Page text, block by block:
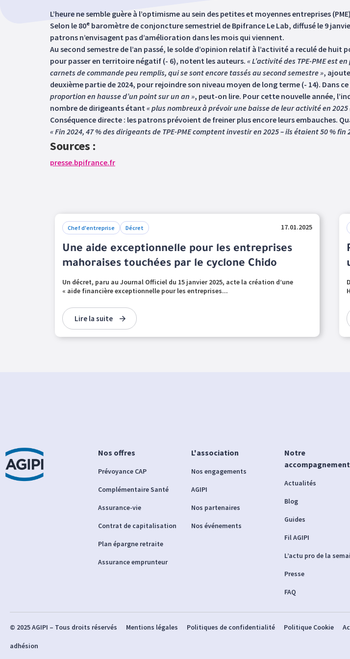
L’heure ne semble guère à l’optimisme au sein des petites et moyennes entreprises
Selon le 80e baromètre de conjoncture semestriel de Bpifrance Le Lab, diffusé le 9
patrons n’envisagent pas d’amélioration dans les mois qui viennent.
Au second semestre de l’an passé, le solde d’opinion relatif à l’activité a reculé de
pour passer en territoire négatif (- 6), notent les auteurs. « L’activité des TPE-PME est
carnets de commande peu remplis, qui se sont encore tassés au second semestre »,
deuxième partie de 2024, pour rejoindre son niveau moyen de long terme (- 14). Dans
proportion en hausse d’un point sur un an », peut-on lire. Pour cette nouvelle année,
nombre de dirigeants étant « plus nombreux à prévoir une baisse de leur activité en 2025
Conséquence directe : les patrons prévoient de freiner plus encore leurs embauches.
« Fin 2024, 47 % des dirigeants de TPE-PME comptent investir en 2025 – ils étaient 50 %
Sources :
presse.bpifrance.fr
Chef d'entreprise Décret 17.01.2025
Une aide exceptionnelle pour les entreprises
mahoraises touchées par le cyclone Chido
Un décret, paru au Journal Officiel du 15 janvier 2025, acte la création d’une
« aide financière exceptionnelle pour les entreprises...
Lire la suite
Nos offres
Prévoyance CAP
Complémentaire Santé
Assurance-vie
Contrat de capitalisation
Plan épargne retraite
Assurance emprunteur
L'association
Nos engagements
AGIPI
Nos partenaires
Nos événements
Notre
accompagnement
Actualités
Blog
Guides
Fil AGIPI
L’actu pro de la
Presse
FAQ
© 2025 AGIPI – Tous droits réservés Mentions légales Politiques de confidentialité Politique Cookie
adhésion